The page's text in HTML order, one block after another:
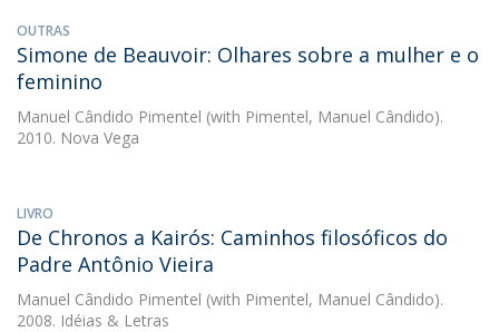
OUTRAS
Simone de Beauvoir: Olhares sobre a mulher e o
feminino
Manuel Cândido Pimentel (with Pimentel, Manuel Cândido).
2010. Nova Vega
LIVRO
De Chronos a Kairós: Caminhos filosóficos do
Padre Antônio Vieira
Manuel Cândido Pimentel (with Pimentel, Manuel Cândido).
2008. Idéias & Letras